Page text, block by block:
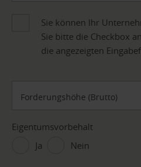
Sie können Ihr
Sie bitte die Checkbox
die angezeigten
Forderungshöhe (Brutto)
Eigentumsvorbehalt
Ja
Nein